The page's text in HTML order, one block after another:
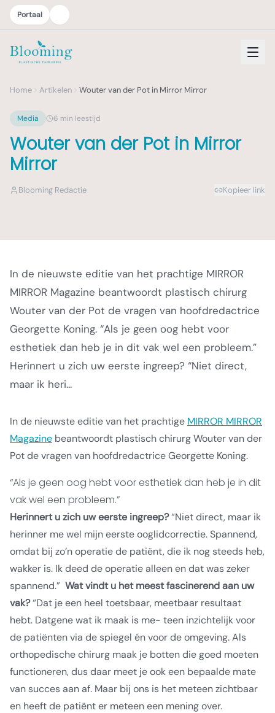
Portaal
Home Artikelen Wouter van der Pot in Mirror Mirror
Media 6 min leestijd
Wouter van der Pot in Mirror
Mirror
Blooming Redactie Kopieer link
In de nieuwste editie van het prachtige MIRROR
MIRROR Magazine beantwoordt plastisch chirurg
Wouter van der Pot de vragen van hoofdredactrice
Georgette Koning. “Als je geen oog hebt voor
esthetiek dan heb je in dit vak wel een probleem.”
Herinnert u zich uw eerste ingreep? “Niet direct,
maar ik heri...
In de nieuwste editie van het prachtige MIRROR MIRROR
Magazine beantwoordt plastisch chirurg Wouter van der
Pot de vragen van hoofdredactrice Georgette Koning.
“Als je geen oog hebt voor esthetiek dan heb je in dit
vak wel een probleem.”
Herinnert u zich uw eerste ingreep?“Niet direct, maar ik
herinner me wel mijn eerste ooglidcorrectie. Spannend,
omdat bij zo’n operatie de patiënt, die ik nog steeds heb,
wakker is. Ik deed de operatie alleen en dat was zeker
spannend.” Wat vindt u het meest fascinerend aan uw
vak?“Dat je een heel toetsbaar, meetbaar resultaat
hebt. Datgene wat ik maak is me- teen inzichtelijk voor
de patiënten via de spiegel én voor de omgeving. Als
orthopedische chirurg maak je botten die goed moeten
functioneren, dus daar meet je ook een bepaalde mate
van succes aan af. Maar bij ons is het meteen zichtbaar
en heeft de patiënt er meteen een mening over.